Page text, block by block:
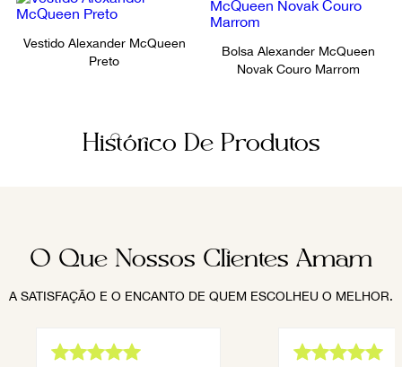
Vestido Alexander McQueen
Preto
Bolsa Alexander McQueen
Novak Couro Marrom
Histórico De Produtos
O Que Nossos Clientes Amam
A SATISFAÇÃO E O ENCANTO DE QUEM ESCOLHEU O MELHOR.